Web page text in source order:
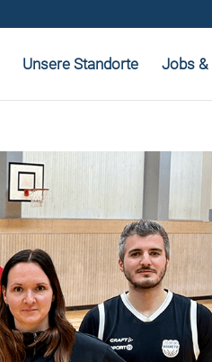
Unsere Standorte Jobs &